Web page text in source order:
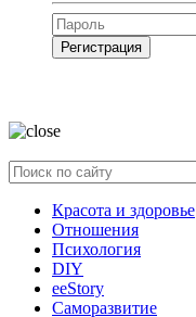
Регистрация
Красота и здоровье
Отношения
Психология
DIY
ееStory
Саморазвитие